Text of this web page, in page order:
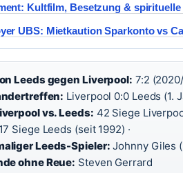
Kultfilm, Besetzung &
UBS: Mietkaution Sparkonto vs
Leeds gegen Liverpool: 7:2 (2020/
Liverpool 0:0 Leeds (1.
vs. Leeds: 42 Siege
Siege Leeds (seit 1992) ·
Leeds-Spieler: Johnny Giles
ohne Reue: Steven Gerrard